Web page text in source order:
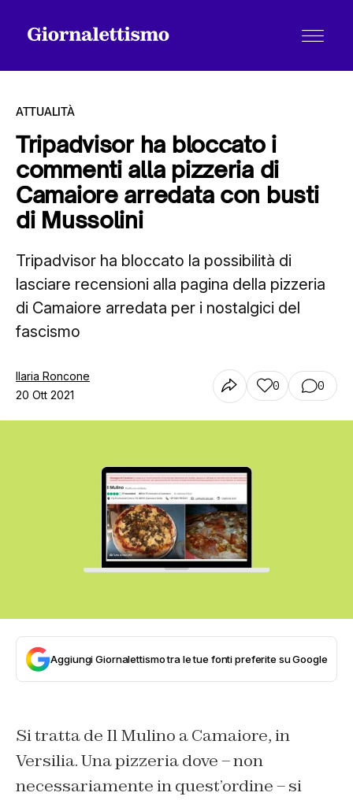
Tutti gli articoli
Contatti
ATTUALITÀ
Tripadvisor ha bloccato i
commenti alla pizzeria di
Camaiore arredata con busti
di Mussolini
Tripadvisor ha bloccato la possibilità di
lasciare recensioni alla pagina della pizzeria
di Camaiore arredata per i nostalgici del
fascismo
Ilaria Roncone
20 Ott 2021
0 0
Aggiungi Giornalettismo tra le tue fonti preferite su Google
Si tratta de Il Mulino a Camaiore, in
Versilia. Una pizzeria dove – non
necessariamente in quest’ordine – si